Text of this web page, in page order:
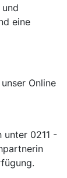
eine
Online
unter 0211 -